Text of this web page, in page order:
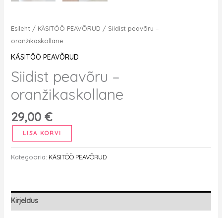
Esileht / KÄSITÖÖ PEAVÕRUD / Siidist peavõru –
oranžikaskollane
KÄSITÖÖ PEAVÕRUD
Siidist peavõru –
oranžikaskollane
29,00 €
Siidist
peavõru
-
LISA KORVI
Kategooria: KÄSITÖÖ PEAVÕRUD
Kirjeldus